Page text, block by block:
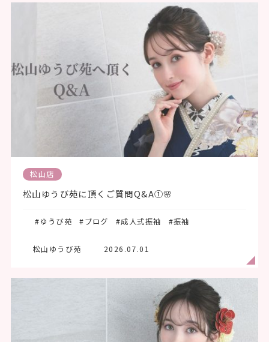
松山店
松山ゆうび苑に頂くご質問Q&A①🌸
#ゆうび苑 #ブログ #成人式振袖 #振袖
松山ゆうび苑 2026.07.01